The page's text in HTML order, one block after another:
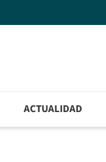
ACTUALIDAD